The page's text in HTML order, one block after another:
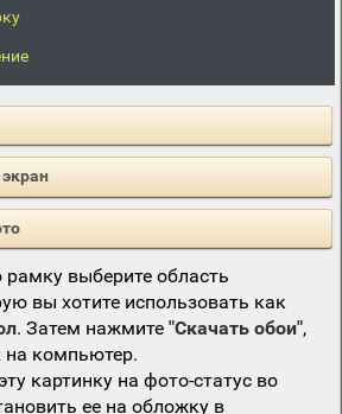
выберите область
вы хотите использовать как
. Затем нажмите "Скачать обои",
на компьютер.
картинку на фото-статус во
ее на обложку в